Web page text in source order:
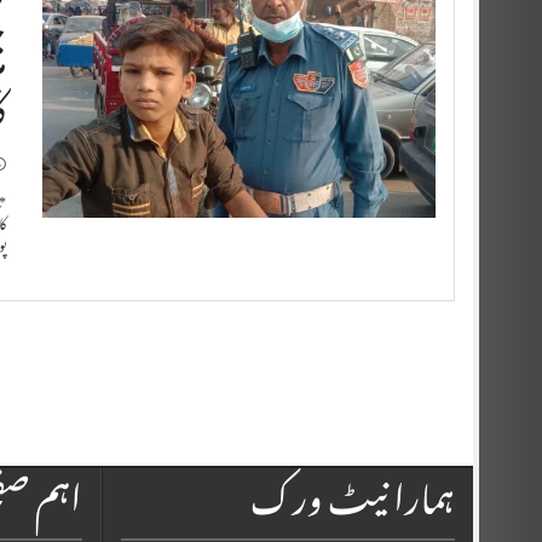
اہم ہمارا نیٹ ورک